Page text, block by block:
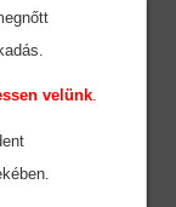
Navy
velünk.